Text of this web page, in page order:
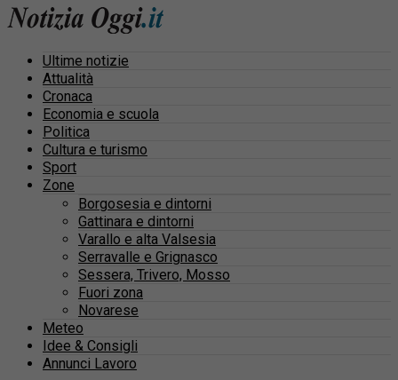
Ultime notizie
Attualità
Cronaca
Economia e scuola
Politica
Cultura e turismo
Sport
Zone
Borgosesia e dintorni
Gattinara e dintorni
Varallo e alta Valsesia
Serravalle e Grignasco
Sessera, Trivero, Mosso
Fuori zona
Novarese
Meteo
Idee & Consigli
Annunci Lavoro